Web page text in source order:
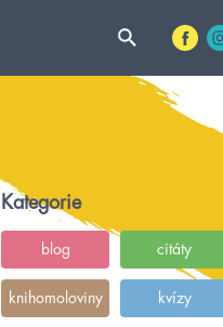
Kategorie
blog citáty
knihomoloviny kvízy